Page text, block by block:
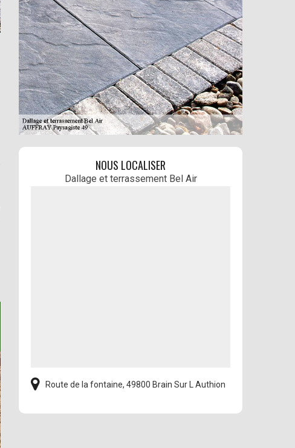
NOUS LOCALISER
Dallage et terrassement Bel Air
Route de la fontaine, 49800 Brain Sur L Authion